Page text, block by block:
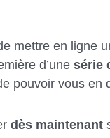
mettre en ligne
d’une série
pouvoir vous en
dès maintenant